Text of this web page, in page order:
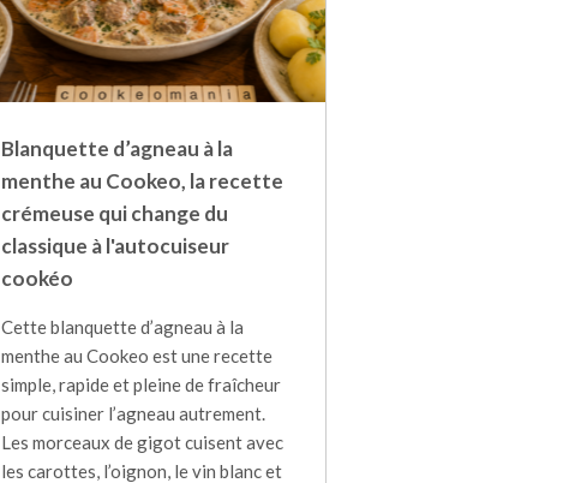
Blanquette d’agneau à la
menthe au Cookeo, la recette
crémeuse qui change du
classique à l'autocuiseur
cookéo
Cette blanquette d’agneau à la
menthe au Cookeo est une recette
simple, rapide et pleine de fraîcheur
pour cuisiner l’agneau autrement.
Les morceaux de gigot cuisent avec
les carottes, l’oignon, le vin blanc et